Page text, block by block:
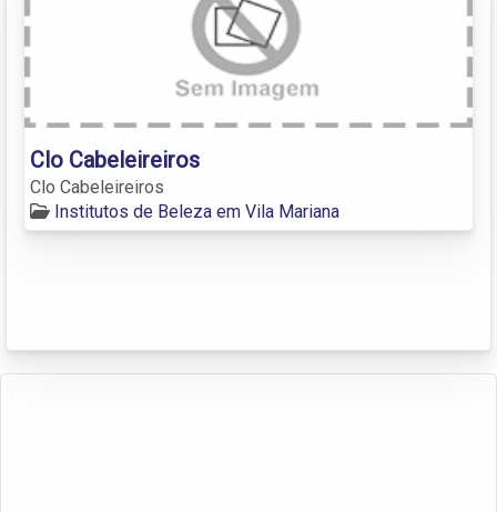
Clo Cabeleireiros
Clo Cabeleireiros
Institutos de Beleza em Vila Mariana